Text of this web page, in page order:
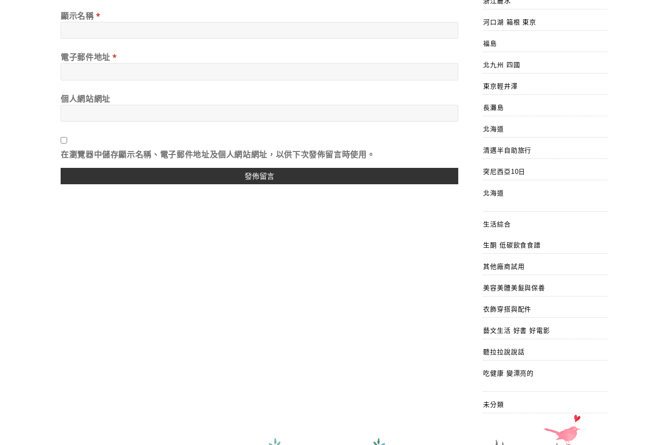
顯示名稱*
電子郵件地址*
個人網站網址
在瀏覽器中儲存顯示名稱、電子郵件地址及個人網站網址，以供下次發佈留言時使用。
河口湖 箱根 東京
福島
北九州 四國
東京輕井澤
長灘島
北海道
清邁半自助旅行
突尼西亞10日
北海道
生活綜合
生酮 低碳飲食食譜
其他廠商試用
美容美體美髮與保養
衣飾穿搭與配件
藝文生活 好書 好電影
聽拉拉說說話
吃健康 變漂亮的
未分類